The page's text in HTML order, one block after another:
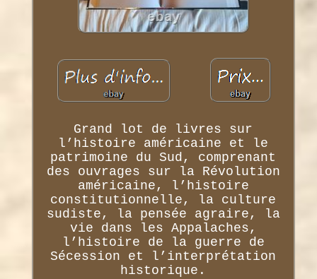
Grand lot de livres sur
l’histoire américaine et le
patrimoine du Sud, comprenant
des ouvrages sur la Révolution
américaine, l’histoire
constitutionnelle, la culture
sudiste, la pensée agraire, la
vie dans les Appalaches,
l’histoire de la guerre de
Sécession et l’interprétation
historique.